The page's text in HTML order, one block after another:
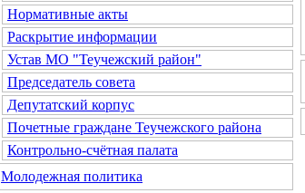
Нормативные акты
Раскрытие информации
Устав МО "Теучежский район"
Председатель совета
Депутатский корпус
Почетные граждане Теучежского района
Контрольно-счётная палата
Молодежная политика